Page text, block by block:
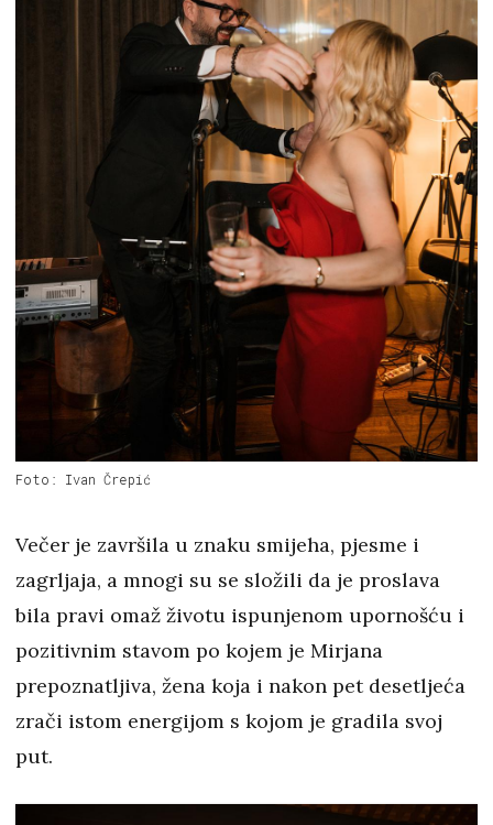
Foto: Ivan Črepić
Večer je završila u znaku smijeha, pjesme i
zagrljaja, a mnogi su se složili da je proslava
bila pravi omaž životu ispunjenom upornošću i
pozitivnim stavom po kojem je Mirjana
prepoznatljiva, žena koja i nakon pet desetljeća
zrači istom energijom s kojom je gradila svoj
put.